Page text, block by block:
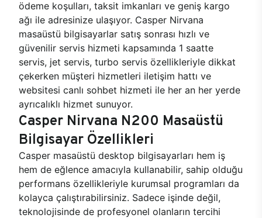
ödeme koşulları, taksit imkanları ve geniş kargo
ağı ile adresinize ulaşıyor. Casper Nirvana
masaüstü bilgisayarlar satış sonrası hızlı ve
güvenilir servis hizmeti kapsamında 1 saatte
servis, jet servis, turbo servis özellikleriyle dikkat
çekerken müşteri hizmetleri iletişim hattı ve
websitesi canlı sohbet hizmeti ile her an her yerde
ayrıcalıklı hizmet sunuyor.
Casper Nirvana N200 Masaüstü
Bilgisayar Özellikleri
Casper masaüstü desktop bilgisayarları hem iş
hem de eğlence amacıyla kullanabilir, sahip olduğu
performans özellikleriyle kurumsal programları da
kolayca çalıştırabilirsiniz. Sadece işinde değil,
teknolojisinde de profesyonel olanların tercihi